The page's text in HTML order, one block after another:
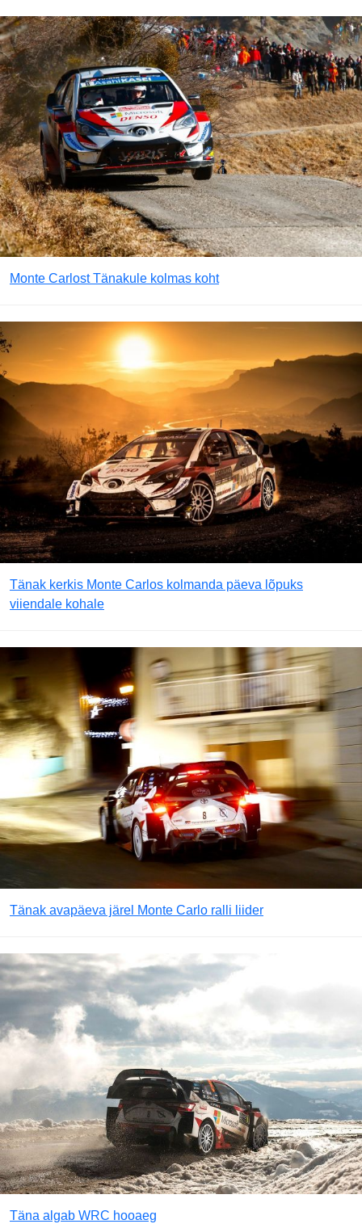
Monte Carlost Tänakule kolmas koht
Tänak kerkis Monte Carlos kolmanda päeva lõpuks
viiendale kohale
Tänak avapäeva järel Monte Carlo ralli liider
Täna algab WRC hooaeg